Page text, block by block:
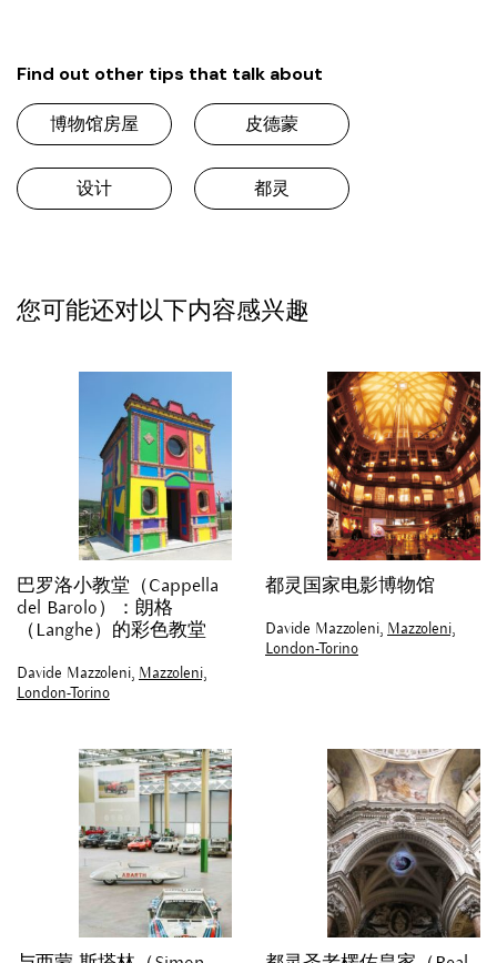
Find out other tips that talk about
博物馆房屋 皮德蒙
设计 都灵
您可能还对以下内容感兴趣
巴罗洛小教堂（Cappella
del Barolo）：朗格
（Langhe）的彩色教堂
Davide Mazzoleni, Mazzoleni,
London-Torino
都灵国家电影博物馆
Davide Mazzoleni, Mazzoleni,
London-Torino